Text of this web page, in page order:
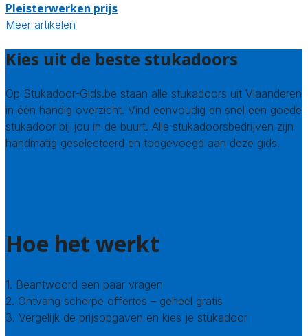
Pleisterwerken prijs
Meer artikelen
Kies uit de beste stukadoors
Op Stukadoor-Gids.be staan alle stukadoors uit Vlaanderen
in één handig overzicht. Vind eenvoudig en snel een goede
stukadoor bij jou in de buurt. Alle stukadoorsbedrijven zijn
handmatig geselecteerd en toegevoegd aan deze gids.
Hoe het werkt
1. Beantwoord een paar vragen
2. Ontvang scherpe offertes – geheel gratis
3. Vergelijk de prijsopgaven en kies je stukadoor